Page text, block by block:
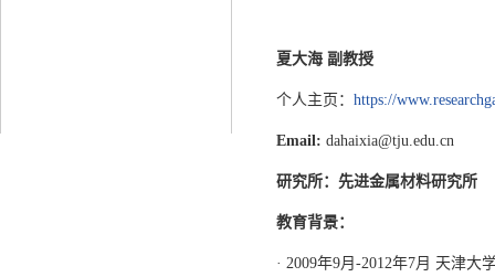
夏大海 副教授
个人主页： https://
Email: dahaixia@tju.edu.cn
研究所：先进金属材料研究所
教育背景：
· 2009年9月-2012年7月 天津大